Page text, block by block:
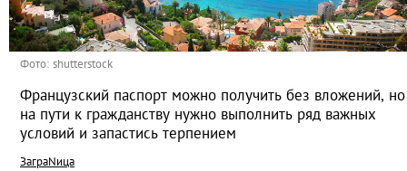
Фото: shutterstock
Французский паспорт можно получить без вложений, но
на пути к гражданству нужно выполнить ряд важных
условий и запастись терпением
ЗаграNица